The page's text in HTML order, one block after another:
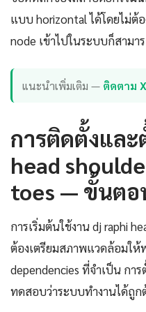
แบบ horizontal ได้โดยไม่ต้
node เข้าไปในระบบก็สาม
แนะนำเพิ่มเติม — ติดตาม
การติดตั้งและ
head
toes — ขั้นตอ
การเริ่มต้นใช้งาน dj raphi
ต้องเตรียมสภาพแวดล้อมให้
dependencies ที่จำเป็น กา
ทดสอบว่าระบบทำงานได้ถูก